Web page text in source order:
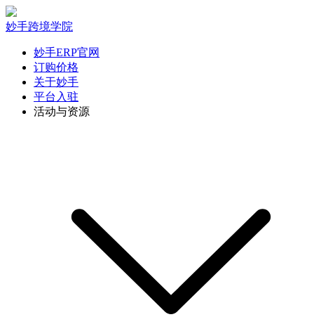
妙手跨境学院
妙手ERP官网
订购价格
关于妙手
平台入驻
活动与资源